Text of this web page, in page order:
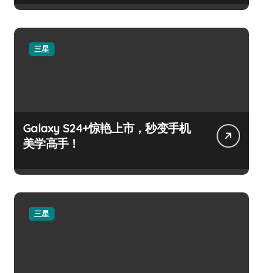
三星
Galaxy S24+惊艳上市，秒变手机
美学高手！
三星